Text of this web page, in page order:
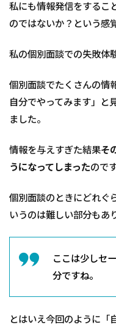
私にも情報発信をするこ
のではないか？という感
私の個別面談での失敗体
個別面談でたくさんの情
自分でやってみます」と
ました。
情報を与えすぎた結果そ
うになってしまったのです
個別面談のときにどれぐ
いうのは難しい部分もあ
ここは少しセ
分ですね。
とはいえ今回のように「